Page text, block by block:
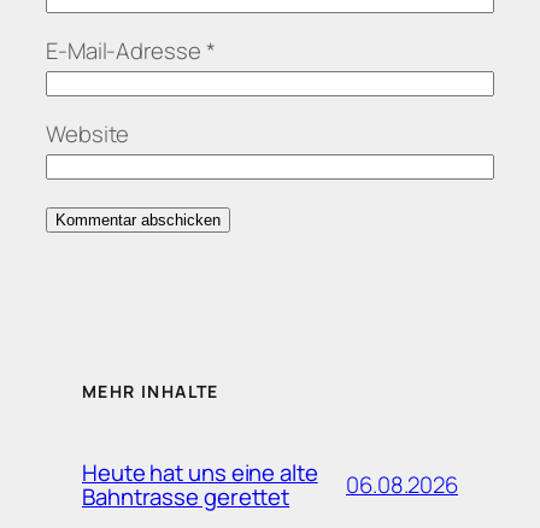
E-Mail-Adresse *
Website
MEHR INHALTE
Heute hat uns eine alte
Bahntrasse gerettet 06.08.2026